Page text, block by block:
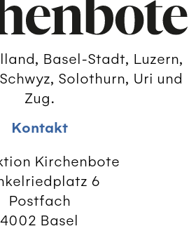
Basel-Stadt, Luzern,
Solothurn, Uri und
Zug.
Kontakt
Kirchenbote
6
Postfach
4002 Basel